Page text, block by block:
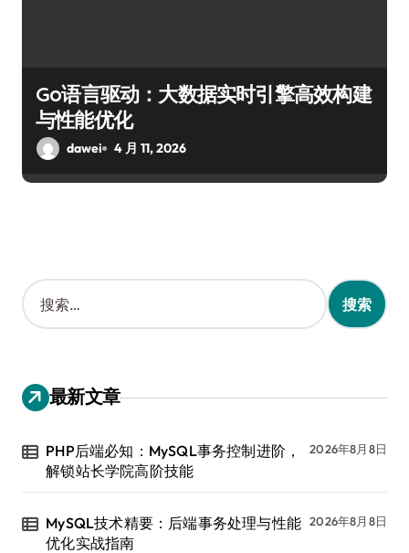
Go语言驱动：大数据实时引擎高效构建
与性能优化
dawei 4 月 11, 2026
搜
索
：
最新文章
PHP后端必知：MySQL事务控制进阶，
解锁站长学院高阶技能
2026年8月8日
MySQL技术精要：后端事务处理与性能
优化实战指南
2026年8月8日